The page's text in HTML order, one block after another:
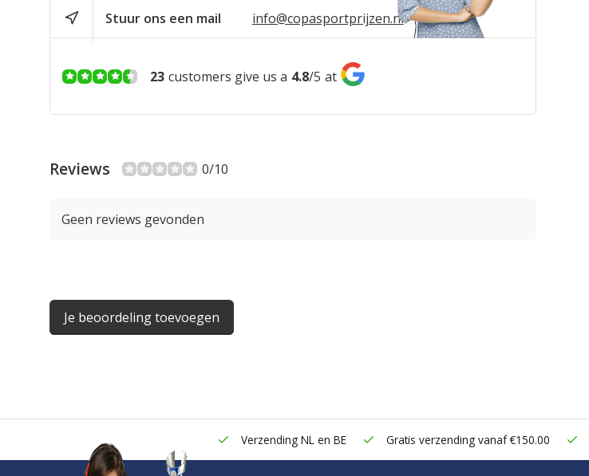
Stuur ons een mail info@copasportprijzen.nl
23 customers give us a 4.8/5 at
Reviews 0/10
Geen reviews gevonden
Je beoordeling toevoegen
Verzending NL en BE Gratis verzending vanaf €150.00